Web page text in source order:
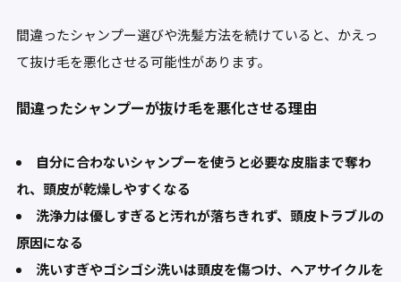
間違ったシャンプー選びや洗髪方法を続けていると、かえっ
て抜け毛を悪化させる可能性があります。
間違ったシャンプーが抜け毛を悪化させる理由
自分に合わないシャンプーを使うと必要な皮脂まで奪わ
れ、頭皮が乾燥しやすくなる
洗浄力は優しすぎると汚れが落ちきれず、頭皮トラブルの
原因になる
洗いすぎやゴシゴシ洗いは頭皮を傷つけ、ヘアサイクルを